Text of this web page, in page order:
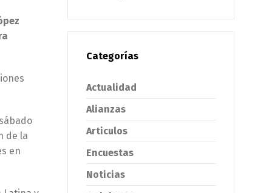
de la
en
Categorías
Actualidad
Alianzas
Articulos
Encuestas
Noticias